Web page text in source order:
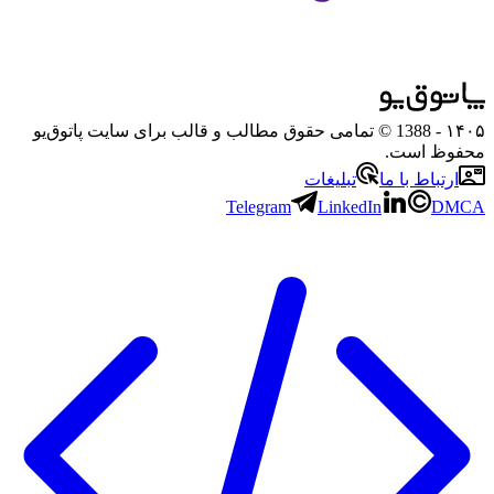
۱۴۰۵
- 1388 © تمامی حقوق مطالب و قالب برای سایت پاتوق‌یو
محفوظ است.
ارتباط با ما
تبلیغات
Telegram
LinkedIn DMCA